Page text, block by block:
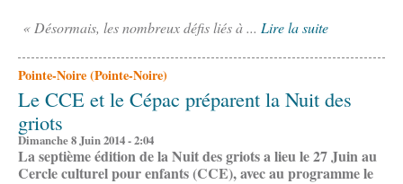
« Désormais, les nombreux défis liés à ... Lire la suite
Pointe-Noire (Pointe-Noire)
Le CCE et le Cépac préparent la Nuit des
griots
Dimanche 8 Juin 2014 - 2:04
La septième édition de la Nuit des griots a lieu le 27 Juin au
Cercle culturel pour enfants (CCE), avec au programme le